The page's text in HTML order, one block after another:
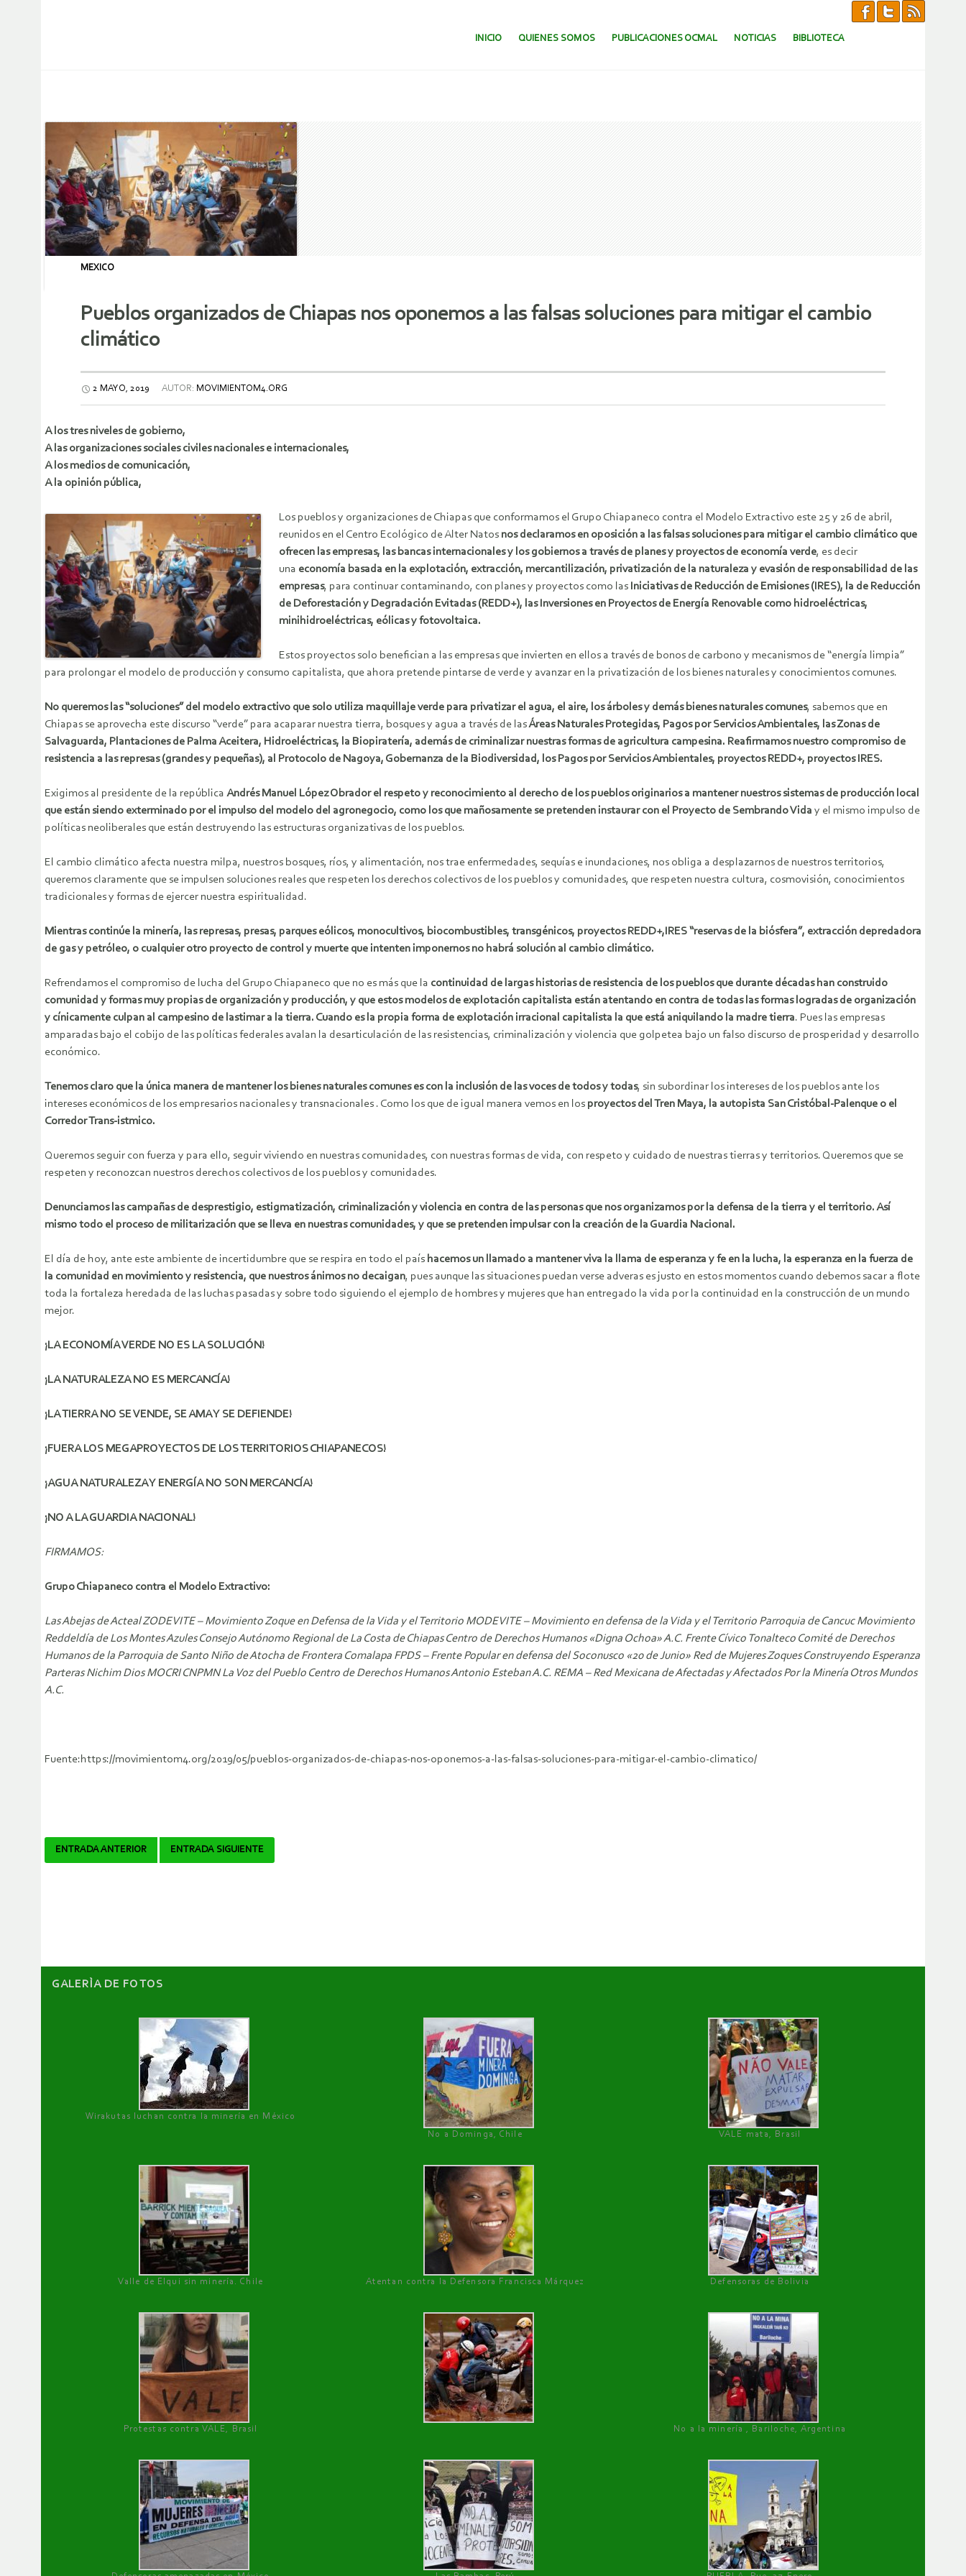
SALTAR AL CONTENIDO.
INICIO QUIENES SOMOS PUBLICACIONES OCMAL NOTICIAS BIBLIOTECA
MEXICO
Pueblos organizados de Chiapas nos oponemos a las falsas soluciones para mitigar el cambio
climático
2 MAYO, 2019 AUTOR: MOVIMIENTOM4.ORG
A los tres niveles de gobierno,
A las organizaciones sociales civiles nacionales e internacionales,
A los medios de comunicación,
A la opinión pública,
Los pueblos y organizaciones de Chiapas que conformamos el Grupo Chiapaneco contra el Modelo Extractivo este 25 y 26 de abril,
reunidos en el Centro Ecológico de Alter Natos nos declaramos en oposición a las falsas soluciones para mitigar el cambio climático que
ofrecen las empresas, las bancas internacionales y los gobiernos a través de planes y proyectos de economía verde, es decir
una economía basada en la explotación, extracción, mercantilización, privatización de la naturaleza y evasión de responsabilidad de las
empresas, para continuar contaminando, con planes y proyectos como las Iniciativas de Reducción de Emisiones (IRES), la de Reducción
de Deforestación y Degradación Evitadas (REDD+), las Inversiones en Proyectos de Energía Renovable como hidroeléctricas,
minihidroeléctricas, eólicas y fotovoltaica.
Estos proyectos solo benefician a las empresas que invierten en ellos a través de bonos de carbono y mecanismos de “energía limpia”
para prolongar el modelo de producción y consumo capitalista, que ahora pretende pintarse de verde y avanzar en la privatización de los bienes naturales y conocimientos comunes.
No queremos las “soluciones” del modelo extractivo que solo utiliza maquillaje verde para privatizar el agua, el aire, los árboles y demás bienes naturales comunes, sabemos que en
Chiapas se aprovecha este discurso “verde” para acaparar nuestra tierra, bosques y agua a través de lasÁreas Naturales Protegidas, Pagos por Servicios Ambientales, las Zonas de
Salvaguarda, Plantaciones de Palma Aceitera, Hidroeléctricas, la Biopiratería, además de criminalizar nuestras formas de agricultura campesina. Reafirmamos nuestro compromiso de
resistencia a las represas (grandes y pequeñas), al Protocolo de Nagoya, Gobernanza de la Biodiversidad, los Pagos por Servicios Ambientales, proyectos REDD+, proyectos IRES.
Exigimos al presidente de la república Andrés Manuel López Obrador el respeto y reconocimiento al derecho de los pueblos originarios a mantener nuestros sistemas de producción local
que están siendo exterminado por el impulso del modelo del agronegocio, como los que mañosamente se pretenden instaurar con el Proyecto de Sembrando Vida y el mismo impulso de
políticas neoliberales que están destruyendo las estructuras organizativas de los pueblos.
El cambio climático afecta nuestra milpa, nuestros bosques, ríos, y alimentación, nos trae enfermedades, sequías e inundaciones, nos obliga a desplazarnos de nuestros territorios,
queremos claramente que se impulsen soluciones reales que respeten los derechos colectivos de los pueblos y comunidades, que respeten nuestra cultura, cosmovisión, conocimientos
tradicionales y formas de ejercer nuestra espiritualidad.
Mientras continúe la minería, las represas, presas, parques eólicos, monocultivos, biocombustibles, transgénicos, proyectos REDD+,IRES “reservas de la biósfera”, extracción depredadora
de gas y petróleo, o cualquier otro proyecto de control y muerte que intenten imponernos no habrá solución al cambio climático.
Refrendamos el compromiso de lucha del Grupo Chiapaneco que no es más que la continuidad de largas historias de resistencia de los pueblos que durante décadas han construido
comunidad y formas muy propias de organización y producción, y que estos modelos de explotación capitalista están atentando en contra de todas las formas logradas de organización
y cínicamente culpan al campesino de lastimar a la tierra. Cuando es la propia forma de explotación irracional capitalista la que está aniquilando la madre tierra. Pues las empresas
amparadas bajo el cobijo de las políticas federales avalan la desarticulación de las resistencias, criminalización y violencia que golpetea bajo un falso discurso de prosperidad y desarrollo
económico.
Tenemos claro que la única manera de mantener los bienes naturales comunes es con la inclusión de las voces de todos y todas, sin subordinar los intereses de los pueblos ante los
intereses económicos de los empresarios nacionales y transnacionales . Como los que de igual manera vemos en los proyectos del Tren Maya, la autopista San Cristóbal-Palenque o el
Corredor Trans-istmico.
Queremos seguir con fuerza y para ello, seguir viviendo en nuestras comunidades, con nuestras formas de vida, con respeto y cuidado de nuestras tierras y territorios. Queremos que se
respeten y reconozcan nuestros derechos colectivos de los pueblos y comunidades.
Denunciamos las campañas de desprestigio, estigmatización, criminalización y violencia en contra de las personas que nos organizamos por la defensa de la tierra y el territorio. Así
mismo todo el proceso de militarización que se lleva en nuestras comunidades, y que se pretenden impulsar con la creación de la Guardia Nacional.
El día de hoy, ante este ambiente de incertidumbre que se respira en todo el país hacemos un llamado a mantener viva la llama de esperanza y fe en la lucha, la esperanza en la fuerza de
la comunidad en movimiento y resistencia, que nuestros ánimos no decaigan, pues aunque las situaciones puedan verse adveras es justo en estos momentos cuando debemos sacar a flote
toda la fortaleza heredada de las luchas pasadas y sobre todo siguiendo el ejemplo de hombres y mujeres que han entregado la vida por la continuidad en la construcción de un mundo
mejor.
¡LA ECONOMÍA VERDE NO ES LA SOLUCIÓN!
¡LA NATURALEZA NO ES MERCANCÍA!
¡LA TIERRA NO SE VENDE, SE AMA Y SE DEFIENDE!
¡FUERA LOS MEGAPROYECTOS DE LOS TERRITORIOS CHIAPANECOS!
¡AGUA NATURALEZA Y ENERGÍA NO SON MERCANCÍA!
¡NO A LA GUARDIA NACIONAL!
FIRMAMOS:
Grupo Chiapaneco contra el Modelo Extractivo:
Las Abejas de Acteal ZODEVITE – Movimiento Zoque en Defensa de la Vida y el Territorio MODEVITE – Movimiento en defensa de la Vida y el Territorio Parroquia de Cancuc Movimiento
Reddeldía de Los Montes Azules Consejo Autónomo Regional de La Costa de Chiapas Centro de Derechos Humanos «Digna Ochoa» A.C. Frente Cívico Tonalteco Comité de Derechos
Humanos de la Parroquia de Santo Niño de Atocha de Frontera Comalapa FPDS – Frente Popular en defensa del Soconusco «20 de Junio» Red de Mujeres Zoques Construyendo Esperanza
Parteras Nichim Dios MOCRI CNPMN La Voz del Pueblo Centro de Derechos Humanos Antonio Esteban A.C. REMA – Red Mexicana de Afectadas y Afectados Por la Minería Otros Mundos
A.C.
Fuente:https://movimientom4.org/2019/05/pueblos-organizados-de-chiapas-nos-oponemos-a-las-falsas-soluciones-para-mitigar-el-cambio-climatico/
Navegador
ENTRADA ANTERIOR ENTRADA SIGUIENTE
GALERÌA DE FOTOS
Wirakutas luchan contra la minería en México
No a Dominga, Chile
VALE mata, Brasil
Valle de Elqui sin minería. Chile Atentan contra la Defensora Francisca Márquez Defensoras de Bolivia
Protestas contra VALE, Brasil No a la minería , Bariloche, Argentina